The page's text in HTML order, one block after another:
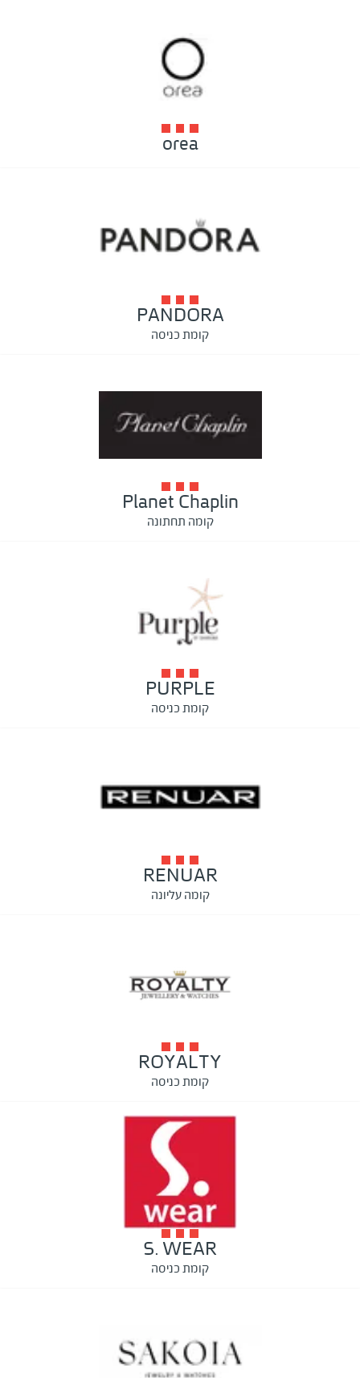
orea
PANDORA
קומת כניסה
Planet Chaplin
קומה תחתונה
PURPLE
קומת כניסה
RENUAR
קומה עליונה
ROYALTY
קומת כניסה
S. WEAR
קומת כניסה